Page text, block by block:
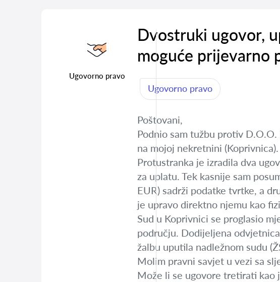
Ugovorno pravo
Dvostruki ugovor,
moguće prijevarno
Ugovorno pravo
Poštovani,
Podnio sam tužbu protiv
na mojoj nekretnini (Koprivnica).
Protustranka je izradila dva
za uplatu. Tek kasnije sam
EUR) sadrži podatke tvrtke, a
je upravo direktno njemu kao
Sud u Koprivnici se proglasio
području. Dodijeljena
žalbu uputila nadležnom sudu
Molim pravni savjet u vezi sa
Može li se ugovore tretirati kao